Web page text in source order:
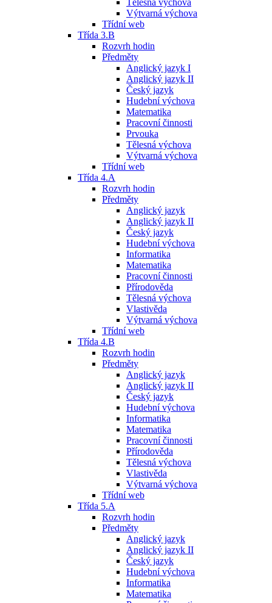
Tělesná výchova
Výtvarná výchova
Třídní web
Třída 3.B
Rozvrh hodin
Předměty
Anglický jazyk I
Anglický jazyk II
Český jazyk
Hudební výchova
Matematika
Pracovní činnosti
Prvouka
Tělesná výchova
Výtvarná výchova
Třídní web
Třída 4.A
Rozvrh hodin
Předměty
Anglický jazyk
Anglický jazyk II
Český jazyk
Hudební výchova
Informatika
Matematika
Pracovní činnosti
Přírodověda
Tělesná výchova
Vlastivěda
Výtvarná výchova
Třídní web
Třída 4.B
Rozvrh hodin
Předměty
Anglický jazyk
Anglický jazyk II
Český jazyk
Hudební výchova
Informatika
Matematika
Pracovní činnosti
Přírodověda
Tělesná výchova
Vlastivěda
Výtvarná výchova
Třídní web
Třída 5.A
Rozvrh hodin
Předměty
Anglický jazyk
Anglický jazyk II
Český jazyk
Hudební výchova
Informatika
Matematika